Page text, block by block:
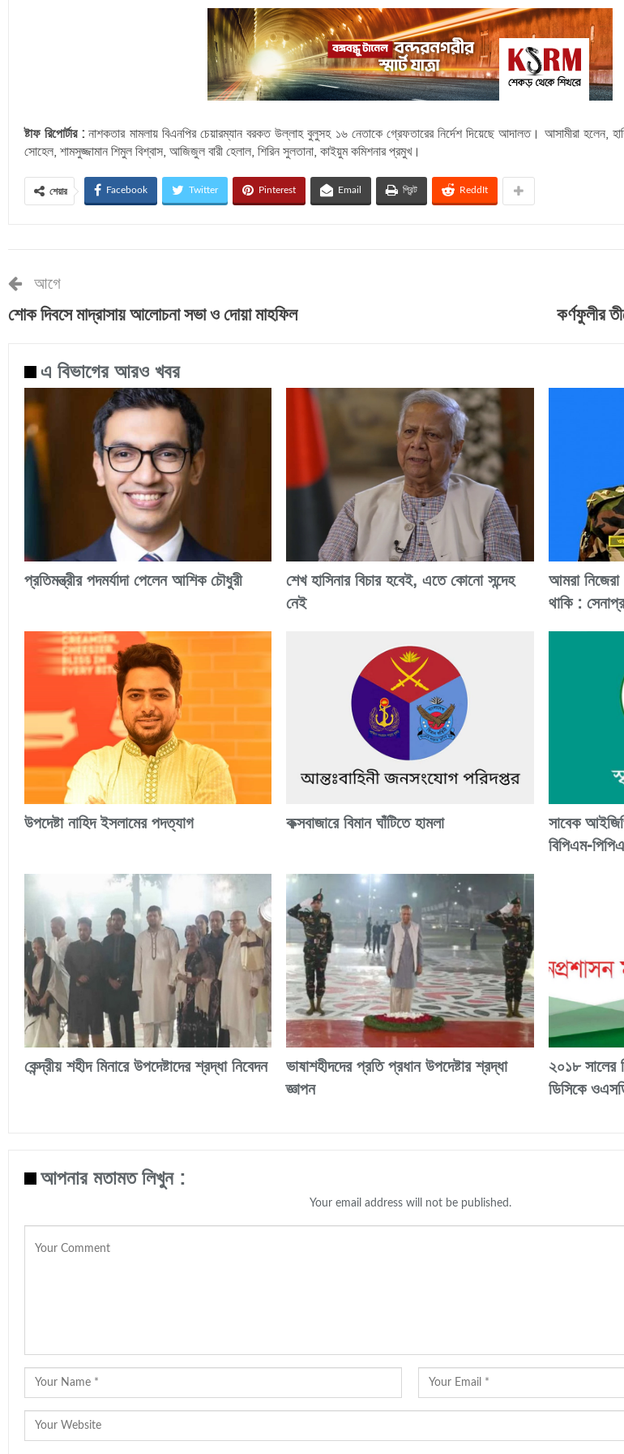
ষ্টাফ রিপোর্টার : নাশকতার মামলায় বিএনপির চেয়ারম্যান বরকত উল্লাহ বুলুসহ ১৬ নেতাকে গ্রেফতারের নির্দেশ দিয়েছে আদালত। আসামীরা হলেন,
সোহেল, শামসুজ্জামান শিমুল বিশ্বাস, আজিজুল বারী হেলাল, শিরিন সুলতানা, কাইয়ুম কমিশনার প্রমুখ।
শেয়ার Facebook Twitter Pinterest Email প্রিন্ট ReddIt
আগে
শোক দিবসে মাদ্রাসায় আলোচনা সভা ও দোয়া মাহফিল কর্ণফুলীর
এ বিভাগের আরও খবর
প্রতিমন্ত্রীর পদমর্যাদা পেলেন আশিক চৌধুরী
শেখ হাসিনার বিচার হবেই, এতে কোনো সন্দেহ
নেই
আমরা
থাকি :
উপদেষ্টা নাহিদ ইসলামের পদত্যাগ কক্সবাজারে বিমান ঘাঁটিতে হামলা
সাবেক
বিপিএম-
কেন্দ্রীয় শহীদ মিনারে উপদেষ্টাদের শ্রদ্ধা নিবেদন
ভাষাশহীদদের প্রতি প্রধান উপদেষ্টার শ্রদ্ধা
জ্ঞাপন
২০১৮ সালের
ডিসিকে
আপনার মতামত লিখুন :
Your email address will not be published.